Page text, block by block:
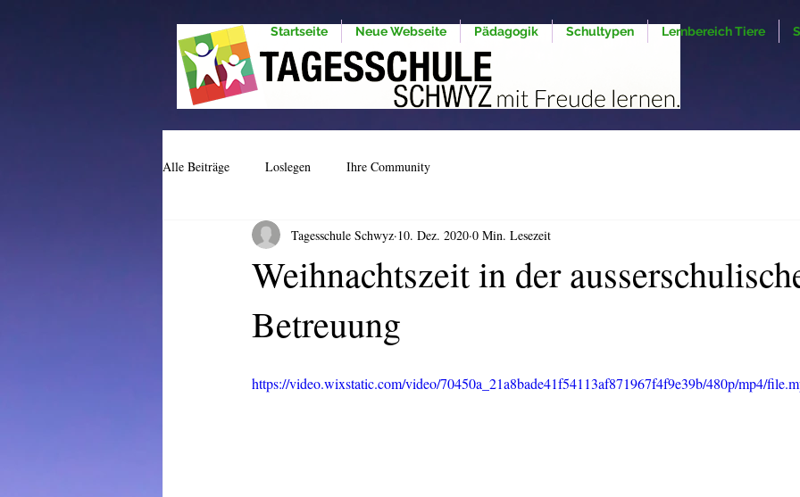
Startseite Neue Webseite Pädagogik Schultypen Lernbereich Tiere
Alle Beiträge Loslegen Ihre Community
Weihnachtszeit in der
Betreuung
Tagesschule Schwyz 10. Dez. 2020 0 Min. Lesezeit
https://video.wixstatic.com/video/70450a_21a8bade41f54113af871967f4f9e39b/480p/mp4/